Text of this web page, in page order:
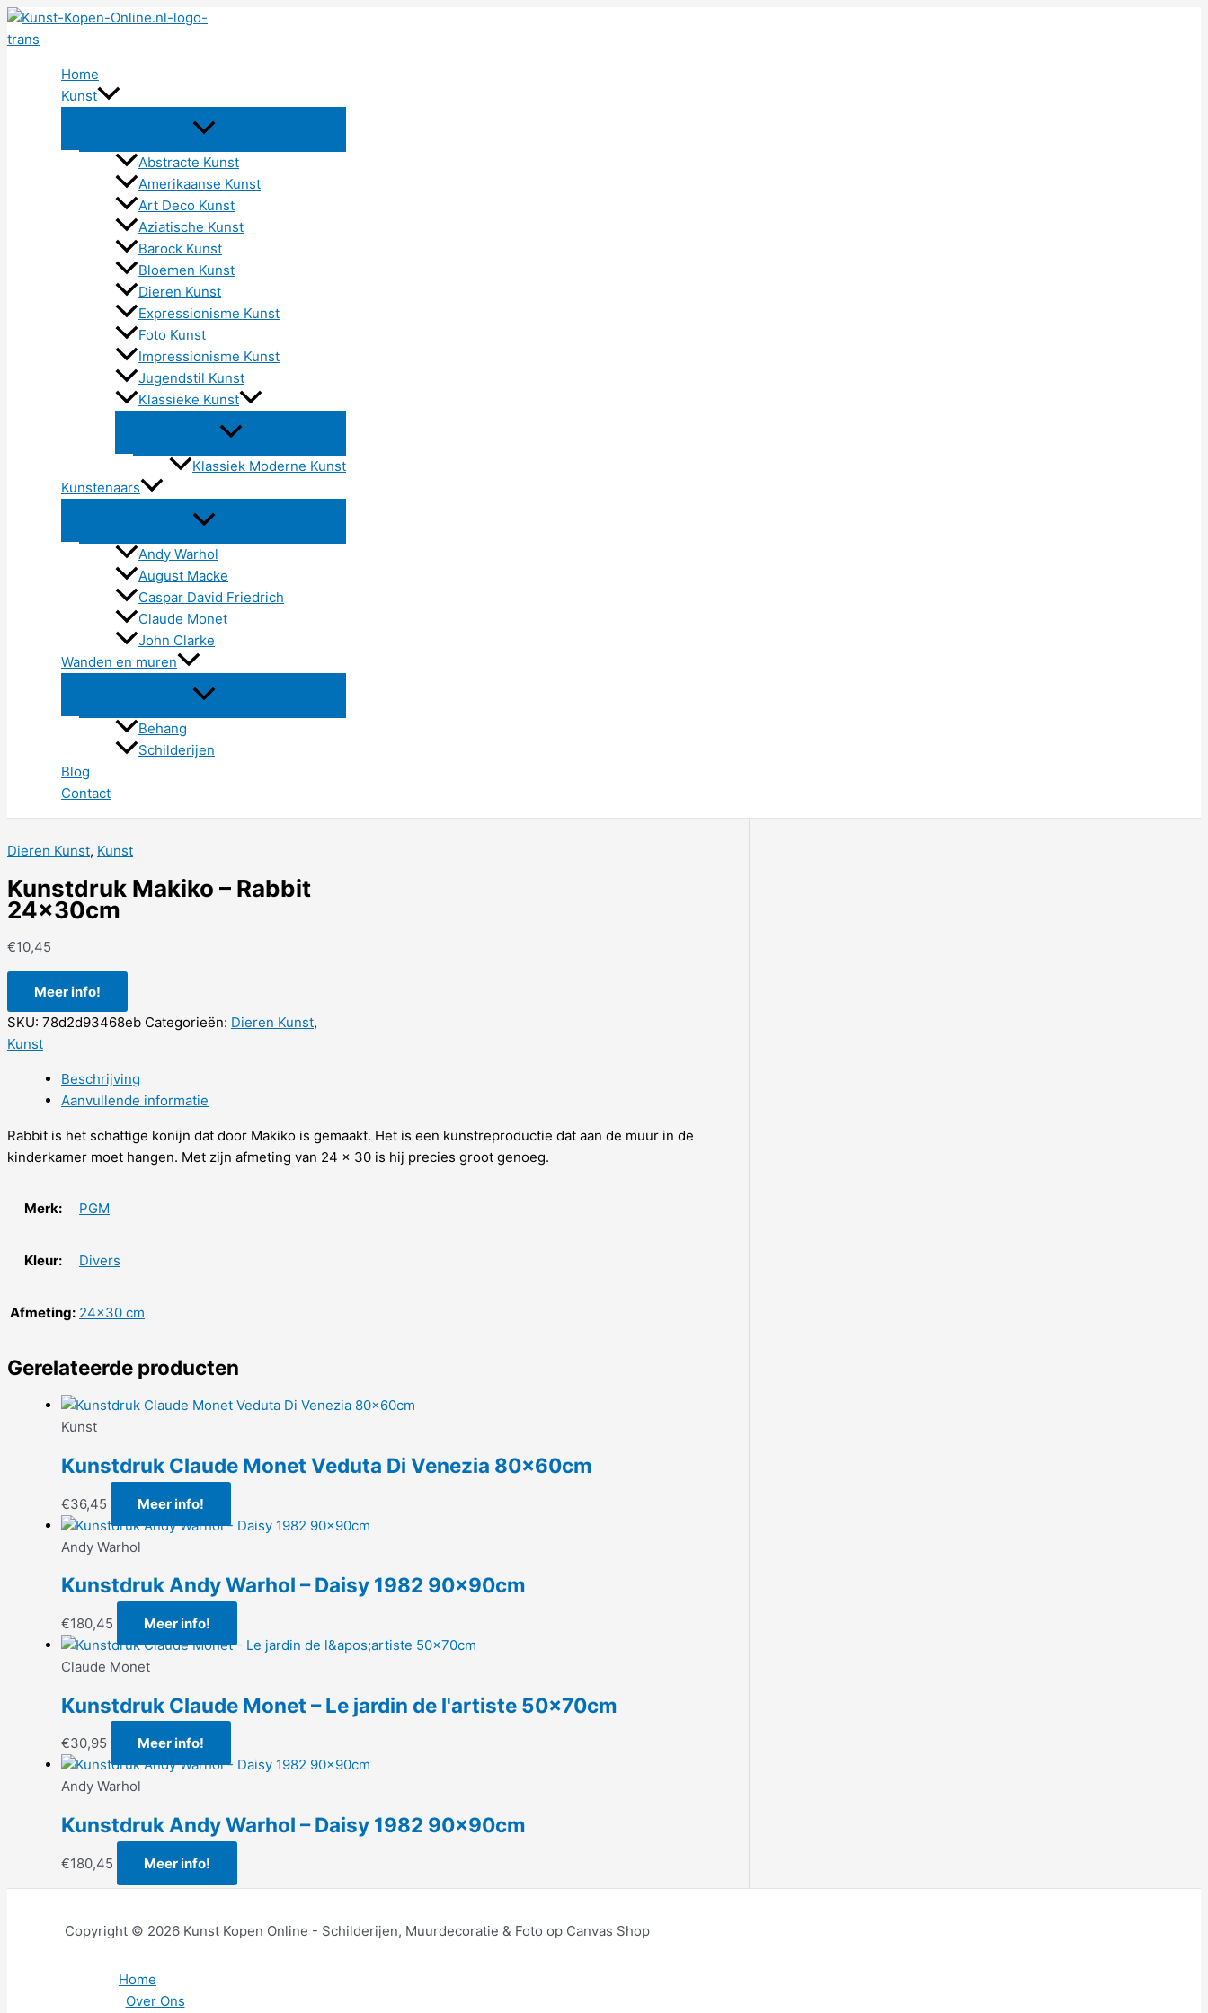
Ga
naar
Home
Kunst
Abstracte Kunst
Amerikaanse Kunst
Art Deco Kunst
Aziatische Kunst
Barock Kunst
Bloemen Kunst
Dieren Kunst
Expressionisme Kunst
Foto Kunst
Impressionisme Kunst
Jugendstil Kunst
Klassieke Kunst
Klassiek Moderne Kunst
Kunstenaars
Andy Warhol
August Macke
Caspar David Friedrich
Claude Monet
John Clarke
Wanden en muren
Behang
Schilderijen
Blog
Contact
Dieren Kunst, Kunst
Kunstdruk Makiko – Rabbit
24x30cm
€10,45
Meer info!
SKU: 78d2d93468eb Categorieën: Dieren Kunst,
Kunst
Beschrijving
Aanvullende informatie
Rabbit is het schattige konijn dat door Makiko is gemaakt. Het is een kunstreproductie dat aan de muur in de
kinderkamer moet hangen. Met zijn afmeting van 24 x 30 is hij precies groot genoeg.
Merk: PGM
Kleur: Divers
Afmeting: 24×30 cm
Gerelateerde producten
Kunst
Kunstdruk Claude Monet Veduta Di Venezia 80x60cm
€36,45 Meer info!
Andy Warhol
Kunstdruk Andy Warhol – Daisy 1982 90x90cm
€180,45 Meer info!
Claude Monet
Kunstdruk Claude Monet – Le jardin de l'artiste 50x70cm
€30,95 Meer info!
Andy Warhol
Kunstdruk Andy Warhol – Daisy 1982 90x90cm
€180,45 Meer info!
Copyright © 2026 Kunst Kopen Online - Schilderijen, Muurdecoratie & Foto op Canvas Shop
Home
Over Ons